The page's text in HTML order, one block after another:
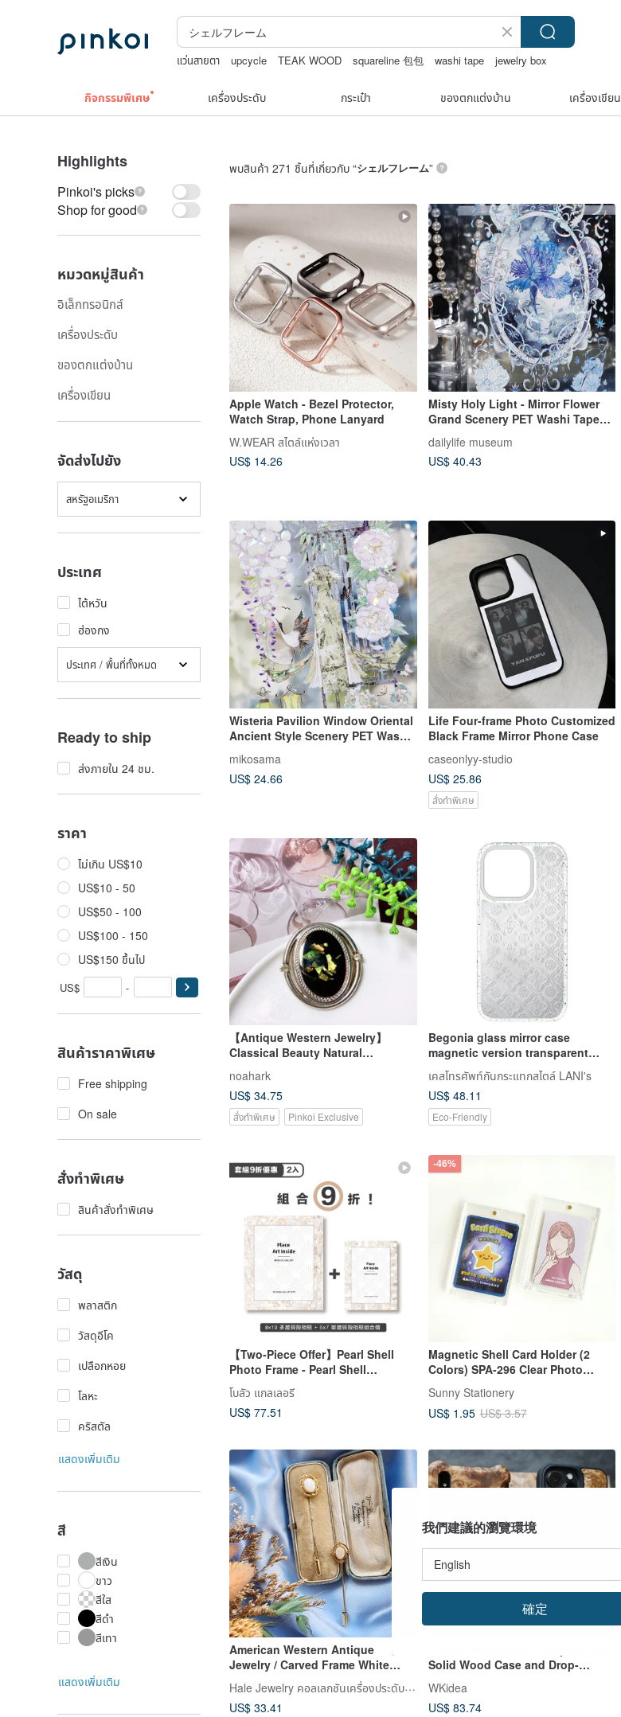
แว่นสายตา upcycle TEAK WOOD squareline 包包 washi tape
jewelry box
กิจกรรมพิเศษ เครื่องประดับ กระเป๋า ของตกแต่งบ้าน เครื่องเขียน
Highlights
Pinkoi's picks
Shop for good
หมวดหมู่สินค้า
อิเล็กทรอนิกส์
เครื่องประดับ
ของตกแต่งบ้าน
เครื่องเขียน
จัดส่งไปยัง
สหรัฐอเมริกา
ประเทศ
ไต้หวัน
ฮ่องกง
ประเทศ / พื้นที่ทั้งหมด
Ready to ship
ส่งภายใน 24 ชม.
ราคา
ไม่เกิน US$10
US$10 - 50
US$50 - 100
US$100 - 150
US$150 ขึ้นไป
US$ -
สินค้าราคาพิเศษ
Free shipping
On sale
สั่งทำพิเศษ
สินค้าสั่งทำพิเศษ
วัสดุ
พลาสติก
วัสดุอีโค
เปลือกหอย
โลหะ
คริสตัล
แสดงเพิ่มเติม
สี
สีเงิน
ขาว
สีใส
สีดำ
สีเทา
แสดงเพิ่มเติม
พบสินค้า 271 ชิ้นที่เกี่ยวกับ “シェルフレーム”
Apple Watch - Bezel Protector,
Watch Strap, Phone Lanyard
W.WEAR สไตล์แห่งเวลา
US$ 14.26
Misty Holy Light - Mirror Flower
Grand Scenery PET Washi Tape
dailylife museum
US$ 40.43
Wisteria Pavilion Window Oriental
Ancient Style Scenery PET Washi
Roll Starlight Film
mikosama
US$ 24.66
Life Four-frame Photo Customized
Black Frame Mirror Phone Case
caseonlyy-studio
US$ 25.86
สั่งทำพิเศษ
【Antique Western Jewelry】
Classical Beauty Natural
Iridescent Abalone Photo Frame
Carved Brooch Pin
noahark
US$ 34.75
สั่งทำพิเศษ Pinkoi Exclusive
Begonia glass mirror case
magnetic version transparent
frame iPhone 16 15 14 13 Pro Max
เคสโทรศัพท์กันกระแทกสไตล์ LANI's
US$ 48.11
Eco-Friendly
【Two-Piece Offer】Pearl Shell
Photo Frame - Pearl Shell
Frame/Photo Wall
โบลัว แกลเลอรี
US$ 77.51
-46%
Magnetic Shell Card Holder (2
Colors) SPA-296 Clear Photo
Frame Hard Card Sleeve for K-Pop
Fans Memorabilia
Sunny Stationery
US$ 1.95 US$ 3.57
American Western Antique
Jewelry / Carved Frame White
Stone Victoria White Shell Retro
Hat Pin / hatpin
Hale Jewelry คอลเลกชันเครื่องประดับโบราณตะวันตก
US$ 33.41
Solid Wood Case and Drop-
WKidea
US$ 83.74
我們建議的瀏覽環境
確定